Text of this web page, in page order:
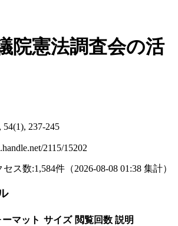
院憲法調査会の活
237-245
2115/15202
セス数:1,584件 （2026-08-08 01:38 集計）
ーマット サイズ 閲覧回数 説明